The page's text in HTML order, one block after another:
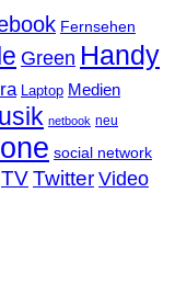
Fernsehen
Green Handy
Laptop Medien
netbook neu
social network
TVTwitter Video